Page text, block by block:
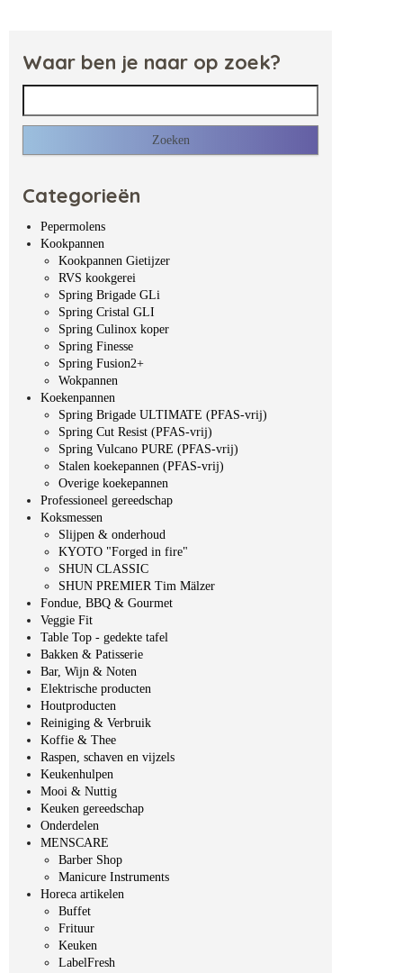
Waar ben je naar op zoek?
Zoeken naar:
Categorieën
Pepermolens
Kookpannen
Kookpannen Gietijzer
RVS kookgerei
Spring Brigade GLi
Spring Cristal GLI
Spring Culinox koper
Spring Finesse
Spring Fusion2+
Wokpannen
Koekenpannen
Spring Brigade ULTIMATE (PFAS-vrij)
Spring Cut Resist (PFAS-vrij)
Spring Vulcano PURE (PFAS-vrij)
Stalen koekepannen (PFAS-vrij)
Overige koekepannen
Professioneel gereedschap
Koksmessen
Slijpen & onderhoud
KYOTO "Forged in fire"
SHUN CLASSIC
SHUN PREMIER Tim Mälzer
Fondue, BBQ & Gourmet
Veggie Fit
Table Top - gedekte tafel
Bakken & Patisserie
Bar, Wijn & Noten
Elektrische producten
Houtproducten
Reiniging & Verbruik
Koffie & Thee
Raspen, schaven en vijzels
Keukenhulpen
Mooi & Nuttig
Keuken gereedschap
Onderdelen
MENSCARE
Barber Shop
Manicure Instruments
Horeca artikelen
Buffet
Frituur
Keuken
LabelFresh